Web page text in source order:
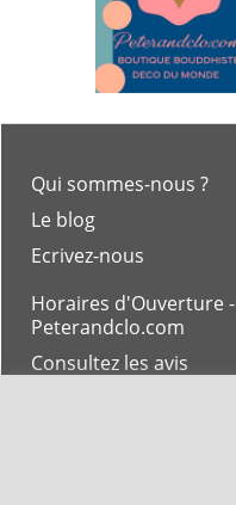
Qui sommes-nous ?
Le blog
Ecrivez-nous
Horaires d'Ouverture -
Peterandclo.com
Consultez les avis